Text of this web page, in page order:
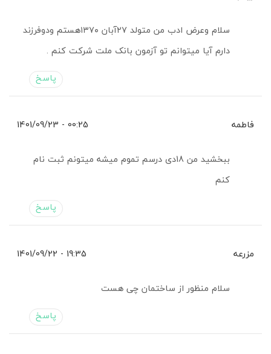
سلام وعرض ادب من متولد ۲۷آبان ۱۳۷۰هستم ودوفرزند
دارم آیا میتوانم تو آزمون بانک ملت شرکت کنم .
پاسخ
فاطمه 00:25 - 1401/09/23
ببخشید من 18دی درسم تموم میشه میتونم ثبت نام
کنم
پاسخ
مزرعه 19:35 - 1401/09/22
سلام منظور از ساختمان چی هست
پاسخ